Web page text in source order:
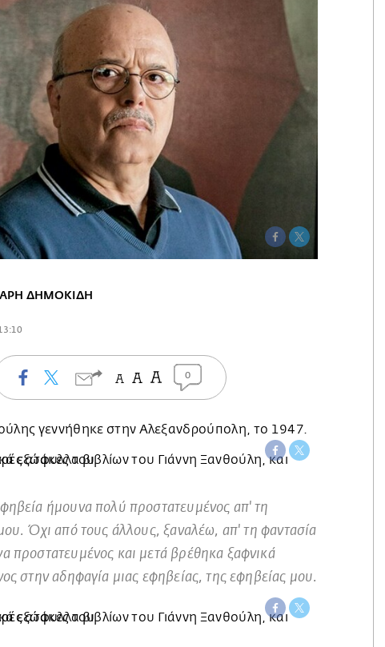
ΔΗΜΟΚΙΔΗ
0
γεννήθηκε στην Αλεξανδρούπολη, το 1947.
ήμουνα πολύ προστατευμένος απ' τη
Όχι από τους άλλους, ξαναλέω, απ' τη φαντασία
προστατευμένος και μετά βρέθηκα ξαφνικά
στην αδηφαγία μιας εφηβείας, της εφηβείας μου.